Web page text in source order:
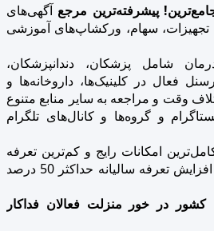
پیشرفته‌ترین مرجع آگهی‌های
تجهیزات، سهام، ورکشاپ‌های آموزشی
شامل پزشکان، دندانپزشکان،
فعال در کلینیک‌ها، داروخانه‌ها و
وقت و مراجعه به سایر منابع متنوع
و گروه‌ها و کانال‌های تلگرام
امکانات رایج و کم‌ترین تعرفه
بازار فراهم است و سقف افزایش تعرفه سالیانه حداکثر 50 درصد
کشور در خور منزلت فعالان فداکار